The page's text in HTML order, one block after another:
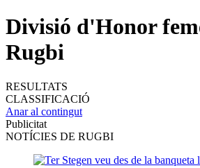
Divisió d'Honor
Rugbi
RESULTATS
CLASSIFICACIÓ
Anar al contingut
Publicitat
NOTÍCIES DE RUGBI